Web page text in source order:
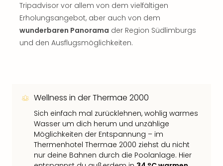
Tripadvisor vor allem von dem vielfältigen
Erholungsangebot, aber auch von dem
wunderbaren Panorama der Region Südlimburgs
und den Ausflugsmöglichkeiten.
Wellness in der Thermae 2000
Sich einfach mal zurücklehnen, wohlig warmes
Wasser um dich herum und unzählige
Möglichkeiten der Entspannung – im
Thermenhotel Thermae 2000 ziehst du nicht
nur deine Bahnen durch die Poolanlage. Hier